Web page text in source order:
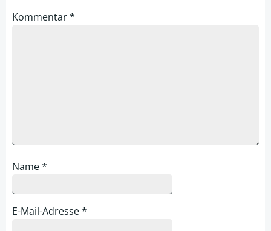
Kommentar*
Name*
E-Mail-Adresse*